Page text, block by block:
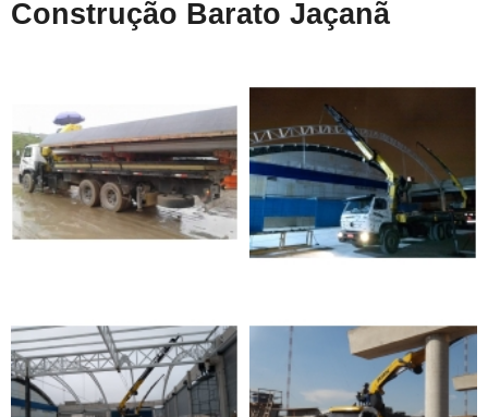
Construção Barato Jaçanã